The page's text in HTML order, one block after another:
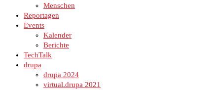
Menschen
Reportagen
Events
Kalender
Berichte
TechTalk
drupa
drupa 2024
virtual.drupa 2021